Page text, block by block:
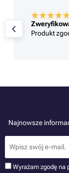
Produkt
Najnowsze
Wyrażam zgodę na